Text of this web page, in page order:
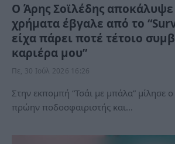
Ο Άρης Σοϊλέδης
χρήματα έβγαλε από το
είχα πάρει ποτέ τέτοιο
καριέρα μου”
Πε, 30 Ιούλ 2026 16:26
Στην εκπομπή “Τσάι με μπάλα” μίλησε
πρώην ποδοσφαιριστής και…